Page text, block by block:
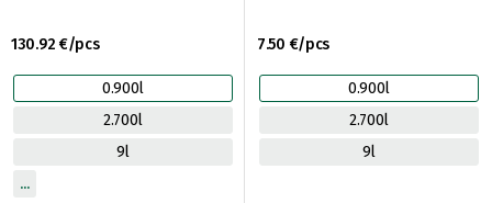
130.92 €/pcs
0.900l
2.700l
9l
7.50 €/pcs
0.900l
2.700l
9l